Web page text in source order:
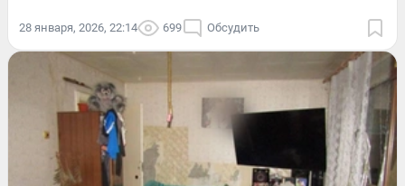
28 января, 2026, 22:14 699 Обсудить